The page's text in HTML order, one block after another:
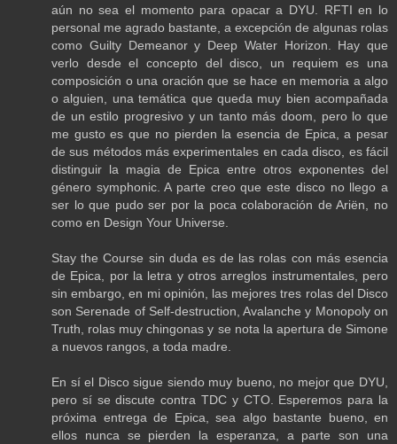
aún no sea el momento para opacar a DYU. RFTI en lo
personal me agrado bastante, a excepción de algunas rolas
como Guilty Demeanor y Deep Water Horizon. Hay que
verlo desde el concepto del disco, un requiem es una
composición o una oración que se hace en memoria a algo
o alguien, una temática que queda muy bien acompañada
de un estilo progresivo y un tanto más doom, pero lo que
me gusto es que no pierden la esencia de Epica, a pesar
de sus métodos más experimentales en cada disco, es fácil
distinguir la magia de Epica entre otros exponentes del
género symphonic. A parte creo que este disco no llego a
ser lo que pudo ser por la poca colaboración de Ariën, no
como en Design Your Universe.
Stay the Course sin duda es de las rolas con más esencia
de Epica, por la letra y otros arreglos instrumentales, pero
sin embargo, en mi opinión, las mejores tres rolas del Disco
son Serenade of Self-destruction, Avalanche y Monopoly on
Truth, rolas muy chingonas y se nota la apertura de Simone
a nuevos rangos, a toda madre.
En sí el Disco sigue siendo muy bueno, no mejor que DYU,
pero sí se discute contra TDC y CTO. Esperemos para la
próxima entrega de Epica, sea algo bastante bueno, en
ellos nunca se pierden la esperanza, a parte son una